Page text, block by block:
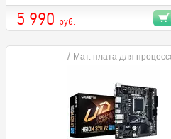
5 990 руб.
/ Мат. плата для